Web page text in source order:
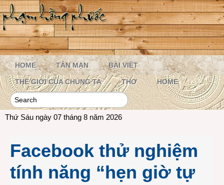
HOME TẢN MẠN BÀI VIẾT
THẾ GIỚI CỦA CHÚNG TA THƠ HOME
Thứ Sáu ngày 07 tháng 8 năm 2026
Facebook thử nghiệm
tính năng “hẹn giờ tự